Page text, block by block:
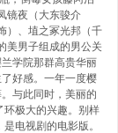
镜夜（大东骏介
）、埴之冢光邦（千
美男子组成的男公关
学院那群高贵华丽
好感。一年一度樱
与此同时，美丽的
极大的兴趣。别样
电视剧的电影版。